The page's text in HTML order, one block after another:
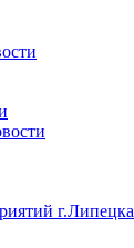
г.Липецка